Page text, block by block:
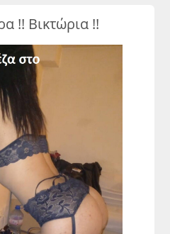
!! Βικτώρια !!